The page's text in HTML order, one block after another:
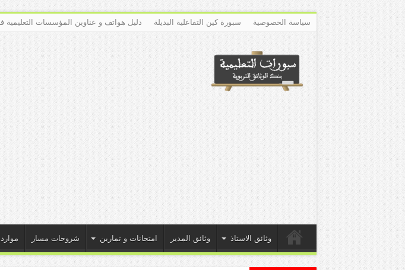
سياسة الخصوصية سبورة كين التفاعلية البديلة دليل هواتف و عناوين المؤسسات التعليمية
وثائق الاستاذ وثائق المدير امتحانات و تمارين شروحات مسار